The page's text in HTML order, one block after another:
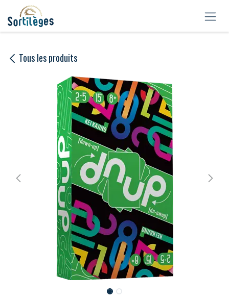
Se rendre au contenu
Tous les produits